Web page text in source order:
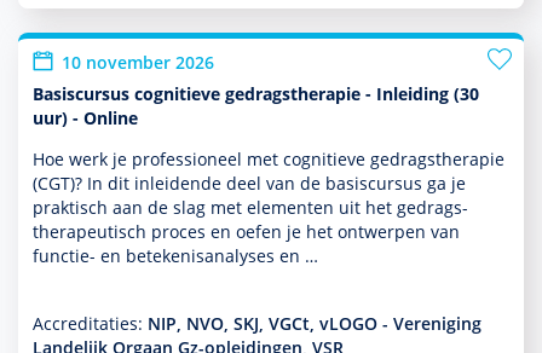
10 november 2026
Basiscursus cognitieve gedragstherapie - Inleiding (30
uur) - Online
Hoe werk je professioneel met cogni­tieve gedrags­thera­pie
(CGT)? In dit inleidende deel van de basis­cursus ga je
prak­tisch aan de slag met elementen uit het gedrags­
thera­peu­tisch proces en oefen je het ontwerpen van
functie- en bete­kenisanalyses en …
Accreditaties: NIP, NVO, SKJ, VGCt, vLOGO - Vereniging
Landelijk Orgaan Gz-opleidingen, VSR